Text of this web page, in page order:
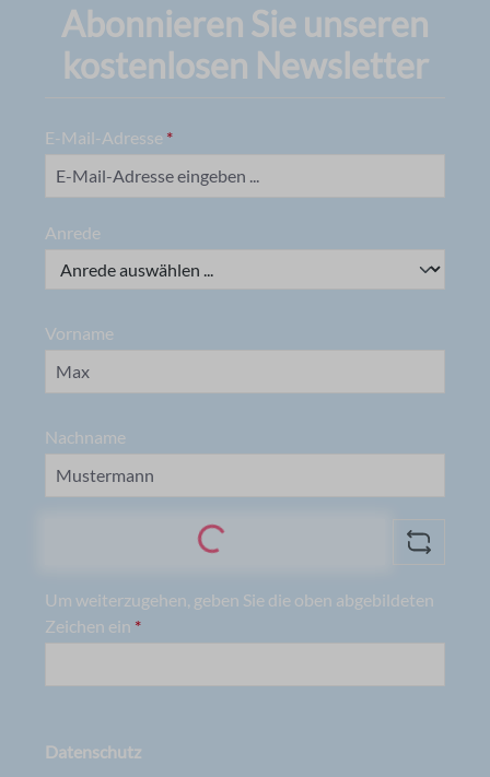
Abonnieren Sie unseren
kostenlosen Newsletter
E-Mail-Adresse *
Anrede
Vorname
Nachname
Loading...
Um weiterzugehen, geben Sie die oben abgebildeten
Zeichen ein *
Datenschutz